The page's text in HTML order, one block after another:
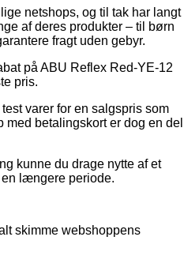
netshops, og til tak har langt
af deres produkter – til børn
fragt uden gebyr.
på ABU Reflex Red-YE-12
pris.
varer for en salgspris som
betalingskort er dog en del
kunne du drage nytte af et
længere periode.
skimme webshoppens